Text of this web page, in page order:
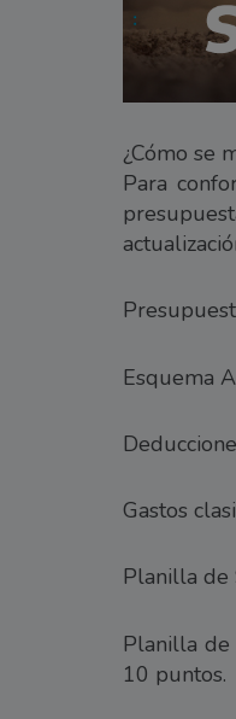
¿Cómo se
Para
Esquema
Gastos
Planilla de
Planilla de
10 puntos.